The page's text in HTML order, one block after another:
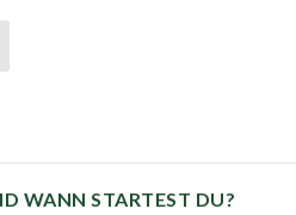
WANN STARTEST DU?